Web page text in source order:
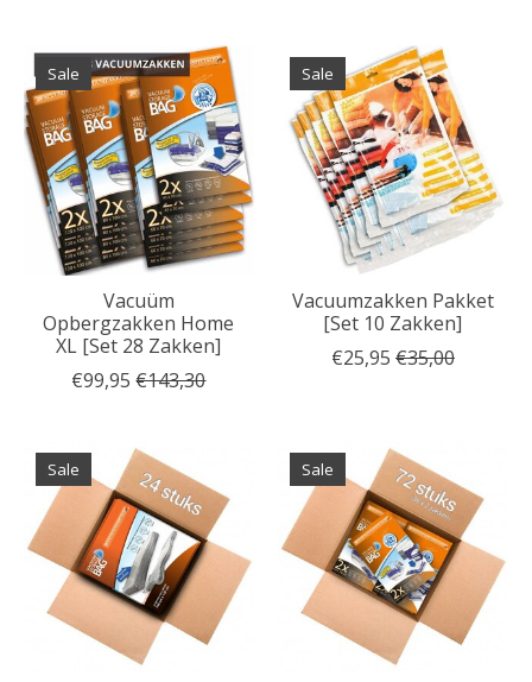
Sale
Vacuüm
Opbergzakken Home
XL [Set 28 Zakken]
€99,95 €143,30
Sale
Vacuumzakken Pakket
[Set 10 Zakken]
€25,95 €35,00
Sale Sale